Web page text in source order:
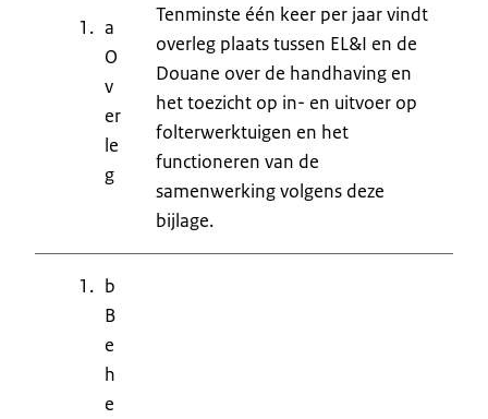
a
O
v
er
le
g
Tenminste één keer per jaar vindt
overleg plaats tussen EL&I en de
Douane over de handhaving en
het toezicht op in- en uitvoer op
folterwerktuigen en het
functioneren van de
samenwerking volgens deze
bijlage.
b
B
e
h
e